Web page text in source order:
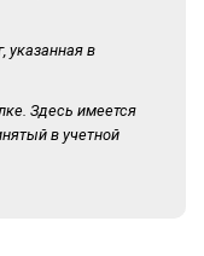
указанная в
Здесь имеется
в учетной